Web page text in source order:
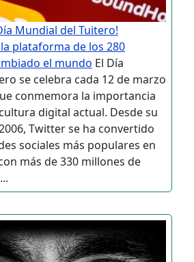
Mundial del Tuitero!
plataforma de los 280
el mundo El Día
se celebra cada 12 de marzo
conmemora la importancia
digital actual. Desde su
Twitter se ha convertido
sociales más populares en
más de 330 millones de